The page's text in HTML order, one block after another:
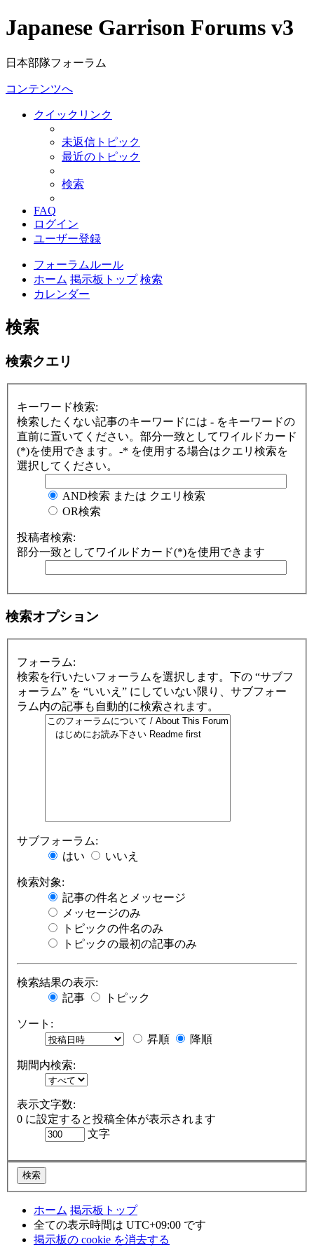
Japanese Garrison Forums v3
日本部隊フォーラム
コンテンツへ
クイックリンク
未返信トピック
最近のトピック
検索
FAQ
ログイン
ユーザー登録
フォーラムルール
ホーム 掲示板トップ 検索
カレンダー
検索
検索クエリ
キーワード検索:
検索したくない記事のキーワードには - をキーワードの
直前に置いてください。部分一致としてワイルドカード
(*)を使用できます。-* を使用する場合はクエリ検索を
選択してください。
AND検索 または クエリ検索
OR検索
投稿者検索:
部分一致としてワイルドカード(*)を使用できます
検索オプション
フォーラム:
検索を行いたいフォーラムを選択します。下の “サブフ
ォーラム” を “いいえ” にしていない限り、サブフォー
ラム内の記事も自動的に検索されます。
サブフォーラム:
はい
いいえ
検索対象:
記事の件名とメッセージ
メッセージのみ
トピックの件名のみ
トピックの最初の記事のみ
検索結果の表示:
記事
トピック
ソート:
昇順
降順
期間内検索:
表示文字数:
0 に設定すると投稿全体が表示されます
文字
ホーム 掲示板トップ
全ての表示時間は UTC+09:00 です
掲示板の cookie を消去する